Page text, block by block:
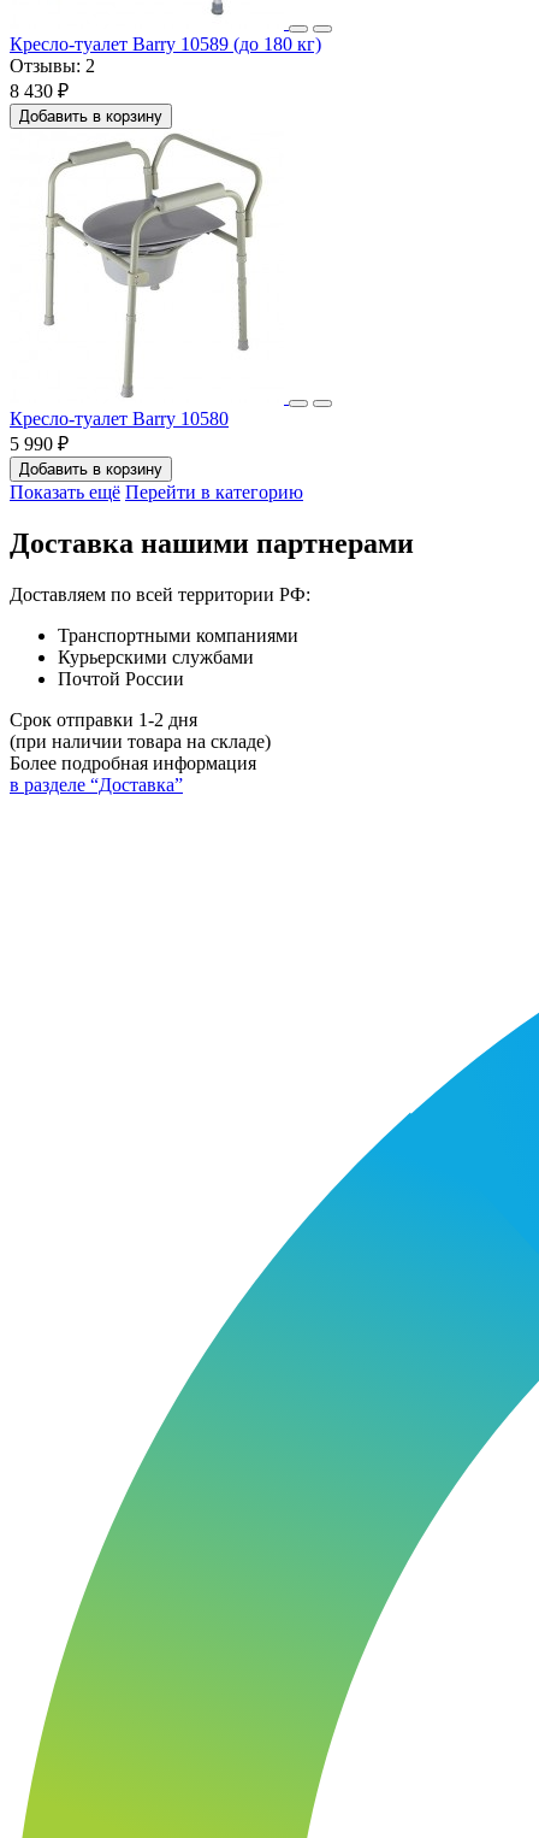
Кресло-туалет Barry 10589 (до 180 кг)
Отзывы: 2
8 430 ₽
Добавить в корзину
Кресло-туалет Barry 10580
5 990 ₽
Добавить в корзину
Показать ещё Перейти в категорию
Доставка нашими партнерами
Доставляем по всей территории РФ:
Транспортными компаниями
Курьерскими службами
Почтой России
Срок отправки 1-2 дня
(при наличии товара на складе)
Более подробная информация
в разделе “Доставка”